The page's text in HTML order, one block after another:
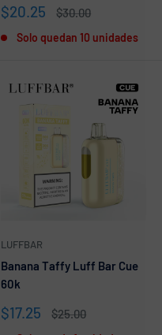
Precio
venta
$20.25
Precio
$30.00
Solo quedan 10 unidades
LUFFBAR
Banana Taffy Luff Bar Cue
60k
Precio
$17.25
Precio
$25.00